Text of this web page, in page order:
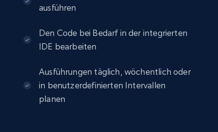
ausführen
Den Code bei Bedarf in der integrierten
IDE bearbeiten
Ausführungen täglich, wöchentlich oder
in benutzerdefinierten Intervallen
planen